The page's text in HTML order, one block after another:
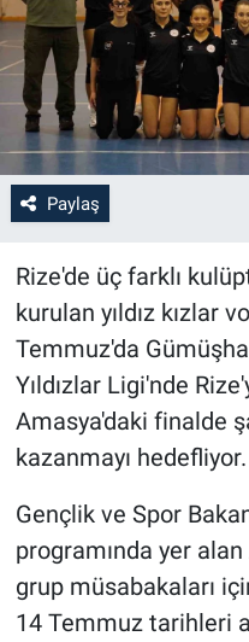
Paylaş
Rize'de üç farklı
kurulan yıldız kızlar
Temmuz'da
Yıldızlar Ligi'nde
Amasya'daki finalde
kazanmayı hedefliyor.
Gençlik ve Spor
programında yer
grup müsabakaları
14 Temmuz tarihleri